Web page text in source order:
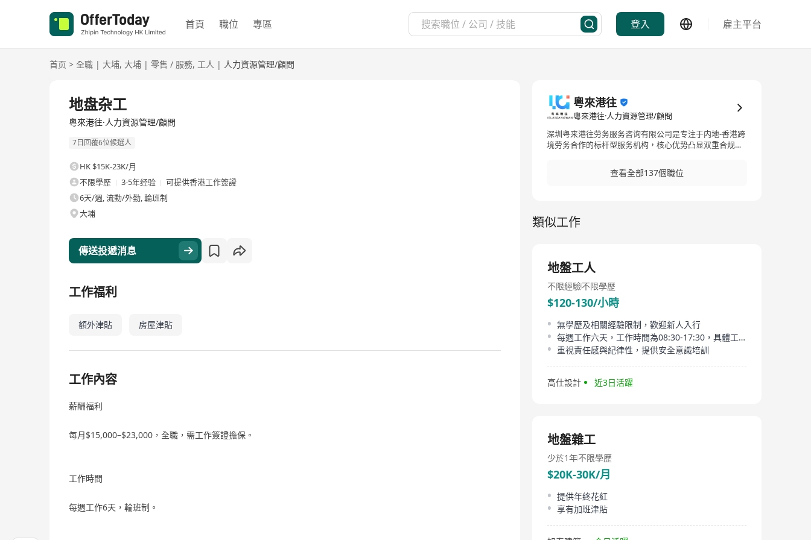
首頁 職位 專區 登入 雇主平台
首页 > 全職 | 大埔, 大埔 | 零售 / 服務, 工人 | 人力資源管理/顧問
地盘杂工
粵來港往·人力資源管理/顧問
7日回覆6位候選人
HK $15K-23K/月
不限學歷
3-5年经验
可提供香港工作簽證
6天/週, 流動/外勤, 輪班制
大埔
傳送投遞消息
工作福利
額外津貼 房屋津貼
工作內容
薪酬福利
每月$15,000–$23,000，全職，需工作簽證擔保。
工作時間
每週工作6天，輪班制。
粵來港往
粵來港往·人力資源管理/顧問
深圳粤来港往劳务服务咨询有限公司是专注于内地-香港跨
境劳务合作的标杆型服务机构，核心优势凸显双重合规保
战略合作伙伴关系，同时持有香港劳工处颁发的职业介绍
所牌照(牌照编号:74183)，具备跨墳劳务对接的全 资质合
查看全部137個職位
類似工作
地盤工人
不限經驗不限學歷
$120-130/小時
無學歷及相關經驗限制，歡迎新人入行
每週工作六天，工作時間為08:30-17:30，具體工時穩定
重視責任感與紀律性，提供安全意識培訓
高仕設計 近3日活躍
地盤雜工
少於1年不限學歷
$20K-30K/月
提供年終花紅
享有加班津貼